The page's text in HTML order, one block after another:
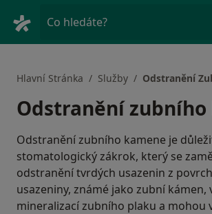
Co hledáte?
Hlavní Stránka Služby Odstranění
Odstranění
Odstranění zubního kamene je
stomatologický zákrok, který se
odstranění tvrdých usazenin z
usazeniny, známé jako zubní kámen,
mineralizací zubního plaku a mohou